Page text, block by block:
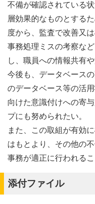
不備が確認されている
層効果的なものとする
度から、監査で改善又
事務処理ミスの考察な
し、職員への情報共有
今後も、データベース
のデータベース等の活
向けた意識付けへの寄
プにも努められたい。
また、この取組が有効
はもとより、その他の
事務が適正に行われるこ
添付ファイル